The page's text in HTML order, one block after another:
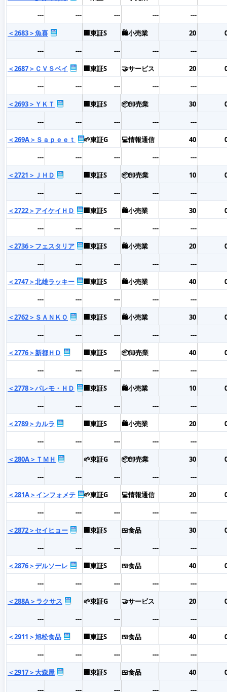
---
--- --- ---
---
＜2683＞魚喜
🏢東証S 🛍️小売業 20
---
--- --- ---
---
＜2687＞ＣＶＳベイ
🏢東証S 🤝サービス 20
---
--- --- ---
---
＜2693＞ＹＫＴ
🏢東証S 📦卸売業 30
---
--- --- ---
---
＜269A＞Ｓａｐｅｅｔ
🌱東証G 💻情報通信 40
---
--- --- ---
---
＜2721＞ＪＨＤ
🏢東証S 📦卸売業 10
---
--- --- ---
---
＜2722＞アイケイＨＤ
🏢東証S 🛍️小売業 30
---
--- --- ---
---
＜2736＞フェスタリア
🏢東証S 🛍️小売業 20
---
--- --- ---
---
＜2747＞北雄ラッキー
🏢東証S 🛍️小売業 40
---
--- --- ---
---
＜2762＞ＳＡＮＫＯ
🏢東証S 🛍️小売業 30
---
--- --- ---
---
＜2776＞新都ＨＤ
🏢東証S 📦卸売業 40
---
--- --- ---
---
＜2778＞パレモ・ＨＤ
🏢東証S 🛍️小売業 10
---
--- --- ---
---
＜2789＞カルラ
🏢東証S 🛍️小売業 20
---
--- --- ---
---
＜280A＞ＴＭＨ
🌱東証G 📦卸売業 30
---
--- --- ---
---
＜281A＞インフォメテ
🌱東証G 💻情報通信 20
---
--- --- ---
---
＜2872＞セイヒョー
🏢東証S 🍱食品 30
---
--- --- ---
---
＜2876＞デルソーレ
🏢東証S 🍱食品 40
---
--- --- ---
---
＜288A＞ラクサス
🌱東証G 🤝サービス 20
---
--- --- ---
---
＜2911＞旭松食品
🏢東証S 🍱食品 40
---
--- --- ---
---
＜2917＞大森屋
🏢東証S 🍱食品 40
---
--- --- --- ---